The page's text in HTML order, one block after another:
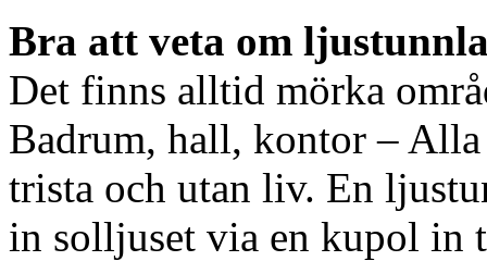
Bra att veta om
Det finns alltid mörka
Badrum, hall, kontor – Alla
trista och utan liv. En
in solljuset via en kupol in